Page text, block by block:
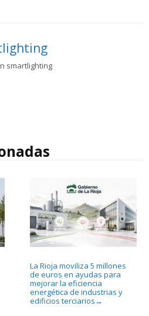
smartlighting
La Rioja moviliza 5 millones
de euros en ayudas para
mejorar la eficiencia
energética de industrias y
edificios terciarios →